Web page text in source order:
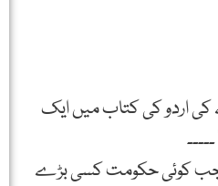
اردو کی کتاب میں ایک
جب کوئی حکومت کسی بڑے